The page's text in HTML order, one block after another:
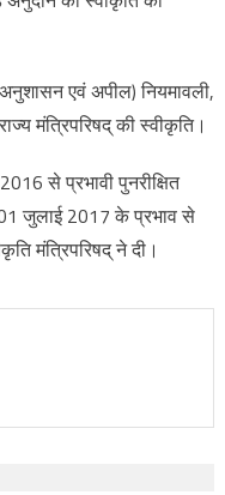
एवं अपील) नियमावली,
मंत्रिपरिषद् की स्वीकृति।
से प्रभावी पुनरीक्षित
जुलाई 2017 के प्रभाव से
मंत्रिपरिषद् ने दी।